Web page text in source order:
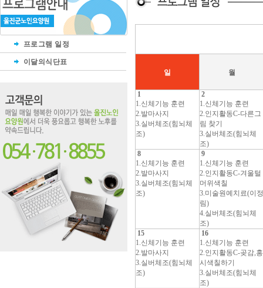
프로그램 일정
이달의식단표
일
월
1
1.신체기능 훈련
2.발마사지
3.실버체조(힘뇌체
조)
2
1.신체기능 훈련
2.인지활동C-다른그
림 찾기
3.실버체조(힘뇌체
조)
8
1.신체기능 훈련
2.발마사지
3.실버체조(힘뇌체
조)
9
1.신체기능 훈련
2.인지활동C-겨울털
머위색칠
3.미술원예치료(이정
림)
4.실버체조(힘뇌체
조)
15
1.신체기능 훈련
2.발마사지
3.실버체조(힘뇌체
조)
16
1.신체기능 훈련
2.인지활동C-곶감,홍
시색칠하기
3.실버체조(힘뇌체
조)